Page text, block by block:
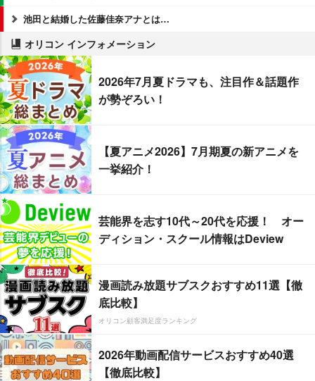
池田と結婚した佐藤佳奈アナとは…
オリコン インフォメーション
2026年7月夏ドラマも、注目作＆話題作
が勢ぞろい！
【夏アニメ2026】7月期夏の新アニメを
一挙紹介！
芸能界を志す10代～20代を応援！ オー
ディション・スクール情報はDeview
漫画読み放題サブスクおすすめ11選【徹
底比較】
オリコン顧客満足度ランキング
2026年動画配信サービスおすすめ40選
【徹底比較】